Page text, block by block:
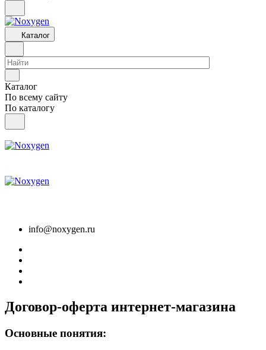
Каталог
Каталог
По всему сайту
По каталогу
info@noxygen.ru
Договор-оферта интернет-магазина
Основные понятия: